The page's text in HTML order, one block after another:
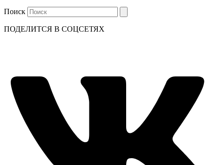
Поиск
ПОДЕЛИТСЯ В СОЦСЕТЯХ